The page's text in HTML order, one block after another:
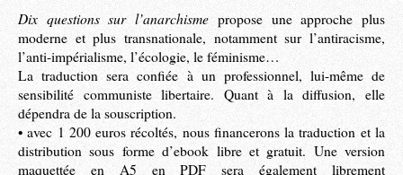
Dix questions sur l’anarchismepropose une approche plus
moderne et plus transnationale, notamment sur l’antiracisme,
l’anti-impérialisme, l’écologie, le féminisme…
La traduction sera confiée à un professionnel, lui-même de
sensibilité communiste libertaire. Quant à la diffusion, elle
dépendra de la souscription.
• avec 1 200 euros récoltés, nous financerons la traduction et la
distribution sous forme d’ebook libre et gratuit. Une version
maquettée en A5 en PDF sera également librement